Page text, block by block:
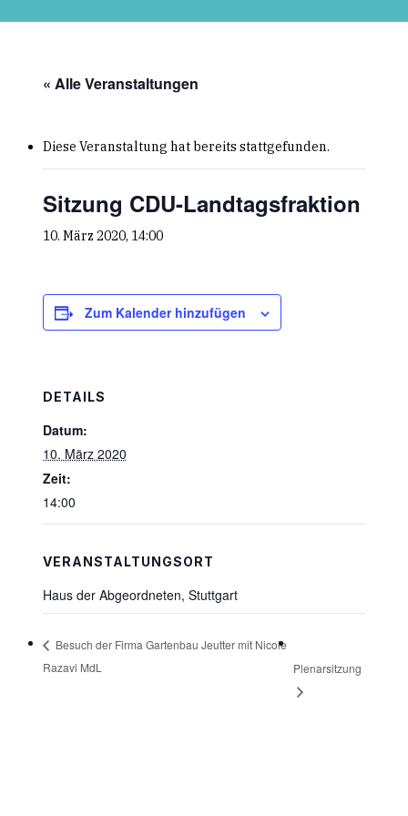
« Alle Veranstaltungen
Diese Veranstaltung hat bereits stattgefunden.
Sitzung CDU-Landtagsfraktion
10. März 2020, 14:00
Zum Kalender hinzufügen
DETAILS
Datum:
10. März 2020
Zeit:
14:00
VERANSTALTUNGSORT
Haus der Abgeordneten, Stuttgart
Besuch der Firma Gartenbau Jeutter mit Nicole
Razavi MdL
Plenarsitzung